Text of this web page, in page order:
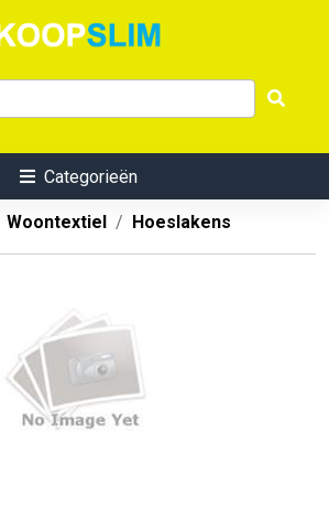
Categorieën
Woontextiel Hoeslakens